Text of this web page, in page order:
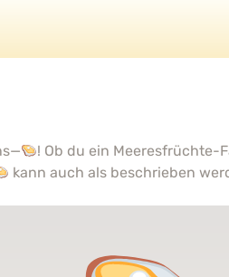
! Ob du ein Meeresfrüchte-
kann auch als beschrieben